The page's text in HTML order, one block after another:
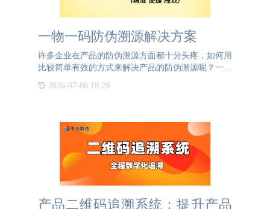
一物一码防伪溯源解决方案
许多企业在产品的防伪溯源方面都十分头疼，如何用
比较简单有效的方式来解决产品的防伪溯源呢？一物
物一码是为每一个产品上赋予一个独一无二的二维
2026-07-06 19:29
产品二维码追溯系统：提升产品